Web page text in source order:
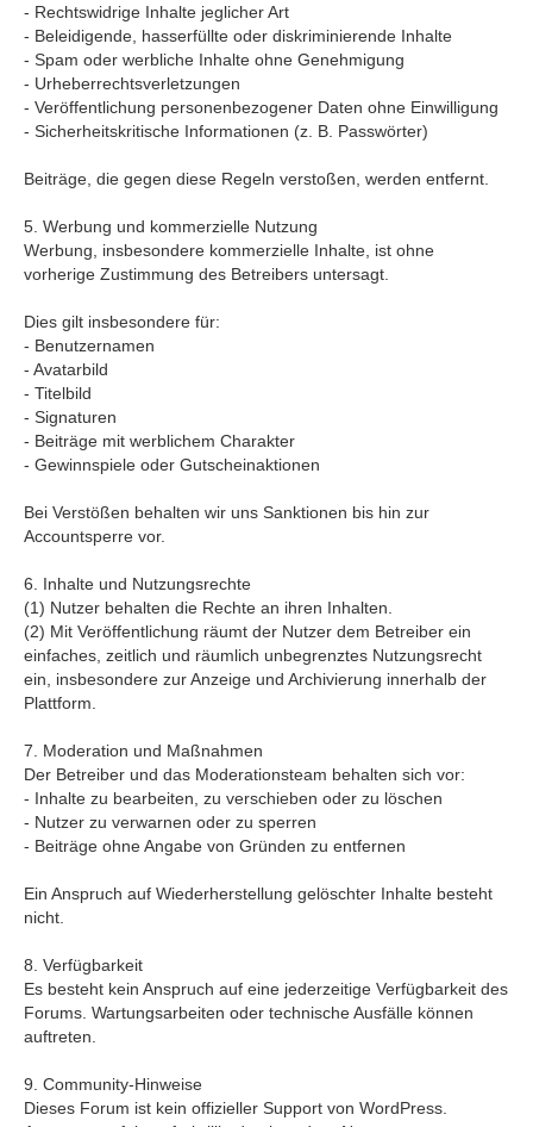
- Rechtswidrige Inhalte jeglicher Art
- Beleidigende, hasserfüllte oder diskriminierende Inhalte
- Spam oder werbliche Inhalte ohne Genehmigung
- Urheberrechtsverletzungen
- Veröffentlichung personenbezogener Daten ohne Einwilligung
- Sicherheitskritische Informationen (z. B. Passwörter)
Beiträge, die gegen diese Regeln verstoßen, werden entfernt.
5. Werbung und kommerzielle Nutzung
Werbung, insbesondere kommerzielle Inhalte, ist ohne
vorherige Zustimmung des Betreibers untersagt.
Dies gilt insbesondere für:
- Benutzernamen
- Avatarbild
- Titelbild
- Signaturen
- Beiträge mit werblichem Charakter
- Gewinnspiele oder Gutscheinaktionen
Bei Verstößen behalten wir uns Sanktionen bis hin zur
Accountsperre vor.
6. Inhalte und Nutzungsrechte
(1) Nutzer behalten die Rechte an ihren Inhalten.
(2) Mit Veröffentlichung räumt der Nutzer dem Betreiber ein
einfaches, zeitlich und räumlich unbegrenztes Nutzungsrecht
ein, insbesondere zur Anzeige und Archivierung innerhalb der
Plattform.
7. Moderation und Maßnahmen
Der Betreiber und das Moderationsteam behalten sich vor:
- Inhalte zu bearbeiten, zu verschieben oder zu löschen
- Nutzer zu verwarnen oder zu sperren
- Beiträge ohne Angabe von Gründen zu entfernen
Ein Anspruch auf Wiederherstellung gelöschter Inhalte besteht
nicht.
8. Verfügbarkeit
Es besteht kein Anspruch auf eine jederzeitige Verfügbarkeit des
Forums. Wartungsarbeiten oder technische Ausfälle können
auftreten.
9. Community-Hinweise
Dieses Forum ist kein offizieller Support von WordPress.